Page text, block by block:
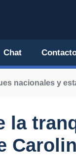
Chat
nacionales y
la